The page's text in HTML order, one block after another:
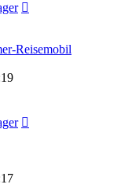
Reisemobil